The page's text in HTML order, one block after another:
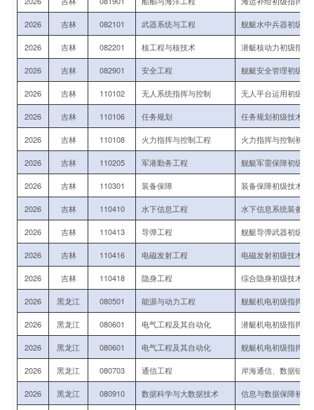
2026 吉林 082101 武器系统与工程 舰艇水中兵器初级技
2026 吉林 082201 核工程与核技术 潜艇核动力初级指挥
2026 吉林 082901 安全工程 舰艇安全管理初级指
2026 吉林 110102 无人系统指挥与控制 无人平台运用初级指
2026 吉林 110106 任务规划 任务规划初级技术军
2026 吉林 110108 火力指挥与控制工程 火力指挥与控制初级
2026 吉林 110205 军港勤务工程 舰艇军需保障初级指
2026 吉林 110301 装备保障 装备保障初级技术军
2026 吉林 110410 水下信息工程 水下信息系统装备运
2026 吉林 110413 导弹工程 舰艇导弹武器初级技
2026 吉林 110416 电磁发射工程 电磁发射初级技术军
2026 吉林 110418 隐身工程 综合隐身初级技术军
2026 黑龙江 080501 能源与动力工程 舰艇机电初级指挥与
2026 黑龙江 080601 电气工程及其自动化 潜艇机电初级指挥与
2026 黑龙江 080601 电气工程及其自动化 舰艇机电初级指挥与
2026 黑龙江 080703 通信工程 岸海通信、数据链
2026 黑龙江 080910 数据科学与大数据技术 信息与数据保障初级